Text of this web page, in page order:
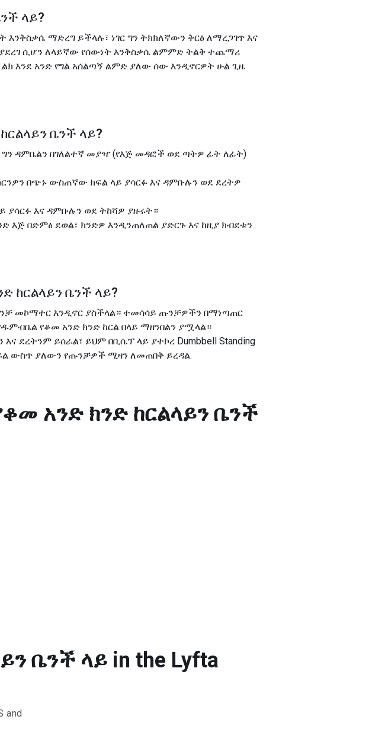
ላይ?
እንቅስቃሴ ማድረግ ይችላሉ፣ ነገር ግን ትክክለኛውን ቅርፅ ለማረጋገጥ እና
ሲሆን ለላይኛው የሰውነት እንቅስቃሴ ልምምድ ትልቅ ተጨማሪ
እንደ አንድ የግል አሰልጣኝ ልምድ ያለው ሰው እንዲኖርዎት ሁል ጊዜ
ቤንች ላይ?
ግን ዳምቤልን በገለልተኛ መያዣ (የእጅ መዳፎች ወደ ጣትዎ ፊት ለፊት)
በጭኑ ውስጠኛው ክፍል ላይ ያሳርፉ እና ዳምቡሉን ወደ ደረትዎ
ያሳርፉ እና ዳምቡሉን ወደ ትከሻዎ ያዙሩት።
እጅ በድምፅ ደወል፣ ክንድዎ እንዲንጠለጠል ያድርጉ እና ከዚያ ክብደቱን
ከርልላይን ቤንች ላይ?
መኮማተር እንዲኖር ያስችላል። ተመሳሳይ ጡንቻዎችን በማነጣጠር
የቆመ አንድ ክንድ ከርል በላይ ማዘንበልን ያሟላል።
ደረትንም ይሰራል፣ ይህም በቢሴፕ ላይ ያተኮረ Dumbbell Standing
ክፍል ውስጥ ያለውን የጡንቻዎች ሚዛን ለመጠበቅ ይረዳል.
አንድ ክንድ ከርልላይን ቤንች
ቤንች ላይ in the Lyfta
and